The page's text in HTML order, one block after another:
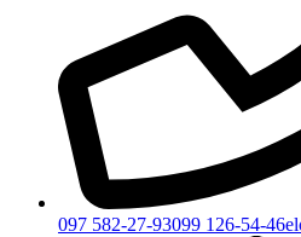
097 582-27-93099 126-54-46